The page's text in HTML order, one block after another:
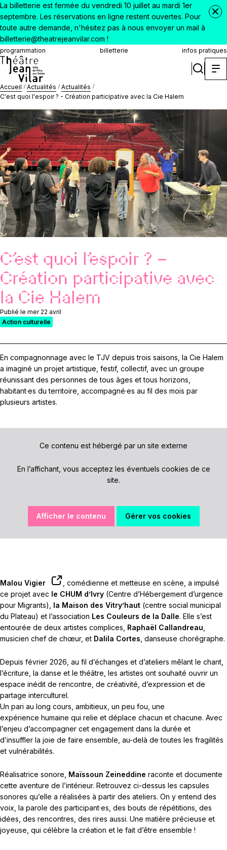
La billetterie est fermée du vendredi 10 juillet au mardi 1er
septembre. Les réservations en ligne restent ouvertes. Pour
toute autre demande, n'hésitez pas à nous envoyer un mail à
billetterie@theatrejeanvilar.com !
programmation billetterie infos pratiques
Accueil Actualités
Actualités
C'est quoi l'espoir ? - Création participative avec la Cie Halem
C’est quoi l’espoir ? –
Création participative avec
la Cie Halem
Publié le mer 22 avril
Action culturelle
En compagnonnage avec le TJV depuis trois saisons, la Cie Halem
a imaginé un projet artistique, festif, collectif, avec un groupe
réunissant des personnes de tous âges et tous horizons,
habitant·es du territoire, accompagné·es au fil des mois par
plusieurs artistes.
Ce contenu est hébergé par un site externe
En l’affichant, vous acceptez les éventuels cookies de ce
site.
Afficher le contenu Gérer vos cookies
Malou Vigier
, comédienne et metteuse en scène, a impulsé
ce projet avec le CHUM d’Ivry (Centre d’Hébergement d’urgence
pour Migrants),
la Maison des Vitry’haut (centre social municipal
du Plateau) et l’association Les Couleurs de la Dalle. Elle s’est
entourée de deux artistes complices, Raphaël Callandreau
musicien chef de chœur, et Dalila Cortes , danseuse chorégraphe.
Depuis février 2026, au fil d’échanges et d’ateliers mêlant le chant,
l’écriture, la danse et le théâtre, les artistes ont souhaité ouvrir un
espace inédit de rencontre, de créativité, d’expression et de
partage interculturel.
Un pari au long cours, ambitieux, un peu fou, une
expérience humaine qui relie et déplace chacun et chacune. Avec
l’enjeu d’accompagner cet engagement dans la durée et
d’insuffler la joie de faire ensemble, au-delà de toutes les fragilités
et vulnérabilités.
Réalisatrice sonore, Maïssoun Zeineddine raconte et documente
cette aventure de l’intérieur. Retrouvez ci-dessus les capsules
sonores qu’elle a réalisées à partir des ateliers. On y entend des
voix, la parole des participant·es, des bouts de répétitions, des
idées, des rencontres, des rires aussi. Une matière précieuse et
joyeuse, qui célèbre la création et le fait d’être ensemble !